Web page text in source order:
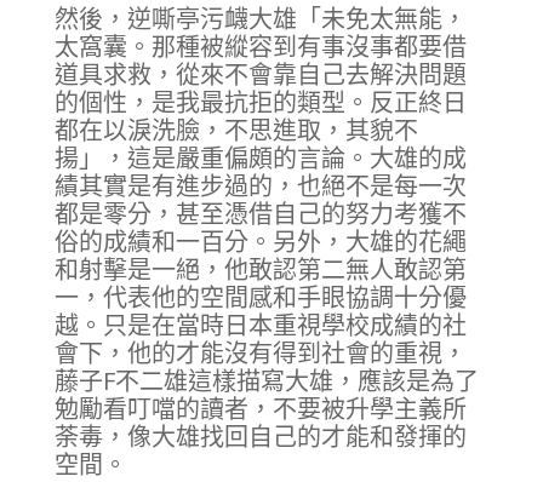
然後，逆嘶亭污衊大雄「未免太無能，
太窩囊。那種被縱容到有事沒事都要借
道具求救，從來不會靠自己去解決問題
的個性，是我最抗拒的類型。反正終日
都在以淚洗臉，不思進取，其貌不
揚」，這是嚴重偏頗的言論。大雄的成
績其實是有進步過的，也絕不是每一次
都是零分，甚至憑借自己的努力考獲不
俗的成績和一百分。另外，大雄的花繩
和射擊是一絕，他敢認第二無人敢認第
一，代表他的空間感和手眼協調十分優
越。只是在當時日本重視學校成績的社
會下，他的才能沒有得到社會的重視，
藤子F不二雄這樣描寫大雄，應該是為了
勉勵看叮噹的讀者，不要被升學主義所
荼毒，像大雄找回自己的才能和發揮的
空間。